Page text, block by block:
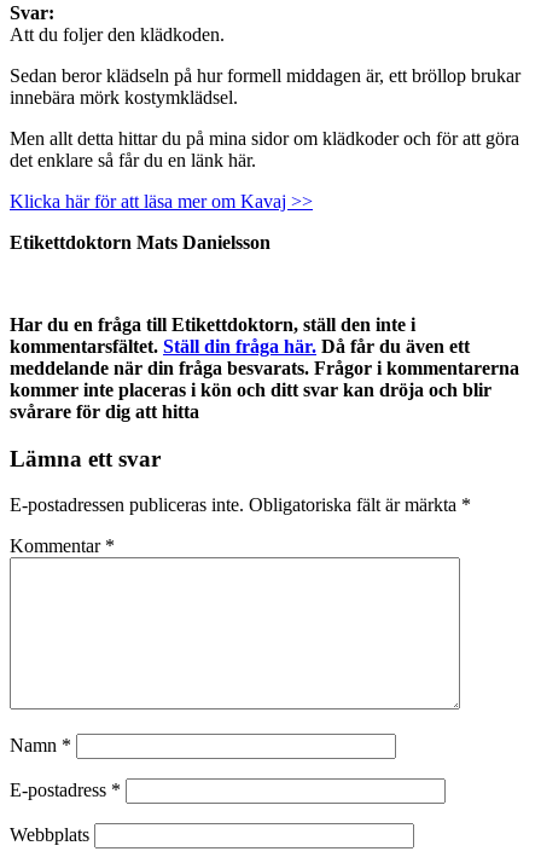
Svar:
Att du foljer den klädkoden.
Sedan beror klädseln på hur formell middagen är, ett bröllop brukar
innebära mörk kostymklädsel.
Men allt detta hittar du på mina sidor om klädkoder och för att göra
det enklare så får du en länk här.
Klicka här för att läsa mer om Kavaj >>
Etikettdoktorn Mats Danielsson
Har du en fråga till Etikettdoktorn, ställ den inte i
kommentarsfältet. Ställ din fråga här. Då får du även ett
meddelande när din fråga besvarats. Frågor i kommentarerna
kommer inte placeras i kön och ditt svar kan dröja och blir
svårare för dig att hitta
Lämna ett svar
E-postadressen publiceras inte. Obligatoriska fält är märkta *
Kommentar *
Namn *
E-postadress *
Webbplats